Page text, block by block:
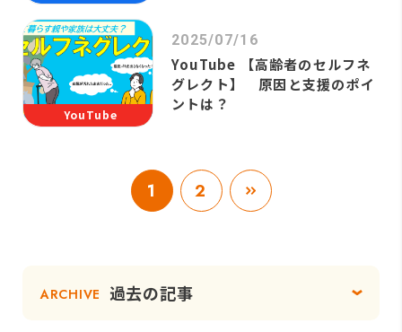
YouTube
2025/07/16
YouTube 【高齢者のセルフネ
グレクト】 原因と支援のポイ
ントは？
1 2
ARCHIVE 過去の記事